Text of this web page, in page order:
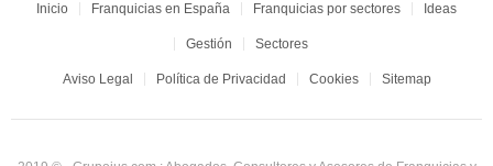
Inicio Franquicias en España Franquicias por sectores Ideas
Gestión Sectores
Aviso Legal Política de Privacidad Cookies Sitemap